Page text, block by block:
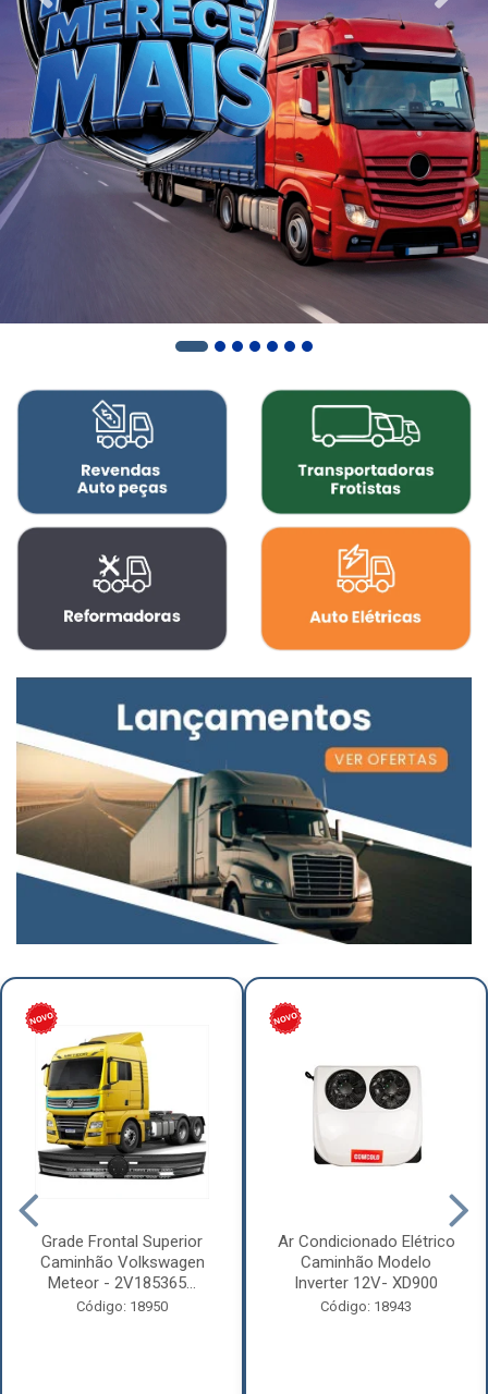
Grade Frontal Superior
Caminhão Volkswagen
Meteor - 2V185365...
Código: 18950
Ar Condicionado Elétrico
Caminhão Modelo
Inverter 12V- XD900
Código: 18943